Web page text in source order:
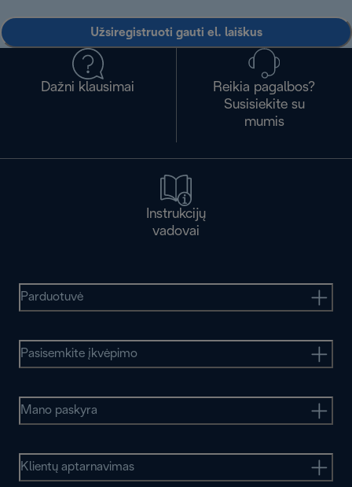
Užsiregistruoti gauti el. laiškus
Dažni klausimai
Reikia pagalbos?
Susisiekite su
mumis
Instrukcijų
vadovai
Parduotuvė
Pasisemkite įkvėpimo
Mano paskyra
Klientų aptarnavimas